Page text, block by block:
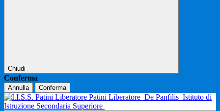
Chiudi
Conferma
Annulla Conferma
Patini Liberatore De Panfilis Istituto di
Istruzione Secondaria Superiore